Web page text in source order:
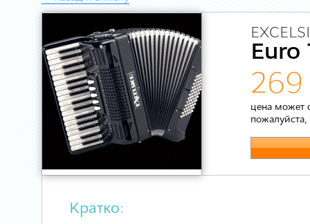
Euro
269
цена может
пожалуйста,
Кратко: